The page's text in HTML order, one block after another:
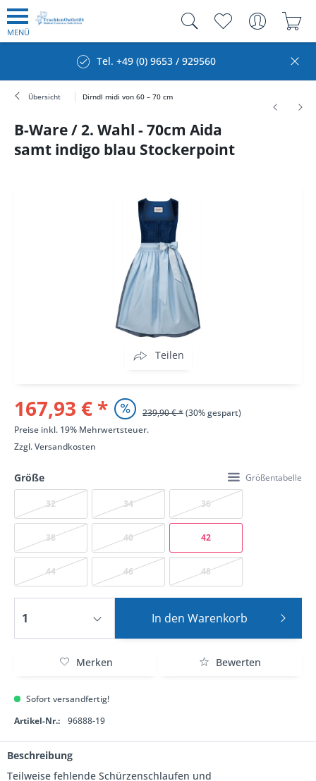
MENÜ
Tel. +49 (0) 9653 / 929560
Übersicht Dirndl midi von 60 – 70 cm
B-Ware / 2. Wahl - 70cm Aida
samt indigo blau Stockerpoint
Teilen
167,93 € * 239,90 € *(30% gespart)
Preise inkl. 19% Mehrwertsteuer.
Zzgl.Versandkosten
Größe Größentabelle
32 34 36
38 40 42
44 46 48
In den Warenkorb
Merken Bewerten
Sofort versandfertig!
Artikel-Nr.:
96888-19
Beschreibung
Teilweise fehlende Schürzenschlaufen und